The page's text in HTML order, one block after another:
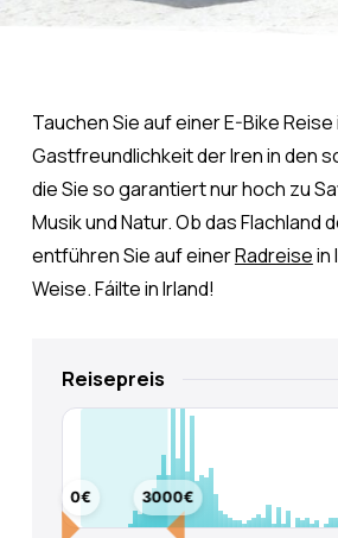
Tauchen Sie auf einerE-Bike Reise
Gastfreundlichkeit der Iren in den
die Sie so garantiert nur hoch zu
Musik und Natur. Ob das
entführen Sie auf einerRadreisein
Weise. Fáilte in Irland!
Reisepreis
0€ 3000€